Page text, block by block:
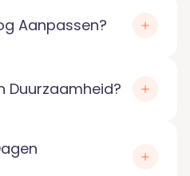
Aanpassen?
Duurzaamheid?